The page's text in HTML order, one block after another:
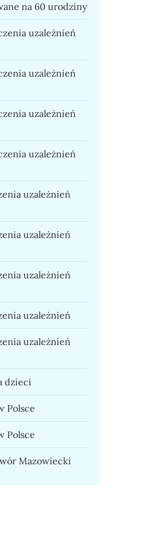
na 60 urodziny
uzależnień
uzależnień
uzależnień
uzależnień
uzależnień
uzależnień
uzależnień
uzależnień
uzależnień
dzieci
Polsce
Polsce
Mazowiecki